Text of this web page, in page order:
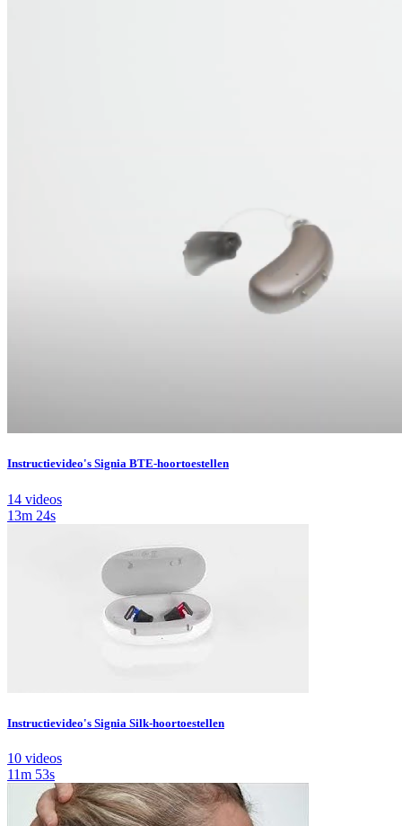
Instructievideo's Signia BTE-hoortoestellen
14 videos
13m 24s
Instructievideo's Signia Silk-hoortoestellen
10 videos
11m 53s